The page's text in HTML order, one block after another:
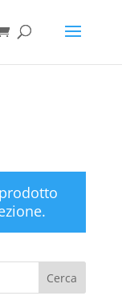
Cerca